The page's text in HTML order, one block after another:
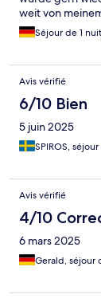
weit von
Séjour de 1 nuit
Avis vérifié
6/10 Bien
5 juin 2025
SPIROS,
Avis vérifié
4/10
6 mars 2025
Gerald, séjour